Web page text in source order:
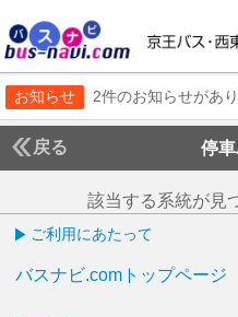
お知らせ 2件のお知らせがあ
戻る 停
該当する系統が見
ご利用にあたって
バスナビ.comトップページ